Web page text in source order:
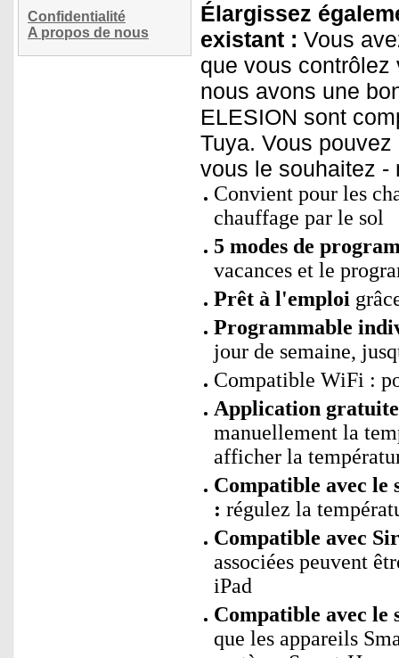
Confidentialité
A propos de nous
Élargissez
existant : Vous
que vous
nous avons une
ELESION sont
Tuya. Vous
vous le souhaitez -
Convient pour les
chauffage par le sol
5 modes de
vacances et le
Prêt à l'emploi
Programmable
jour de semaine,
Compatible WiFi :
Application
manuellement la
afficher la
Compatible avec le
: régulez la
Compatible avec
associées peuvent
iPad
Compatible avec le
que les appareils